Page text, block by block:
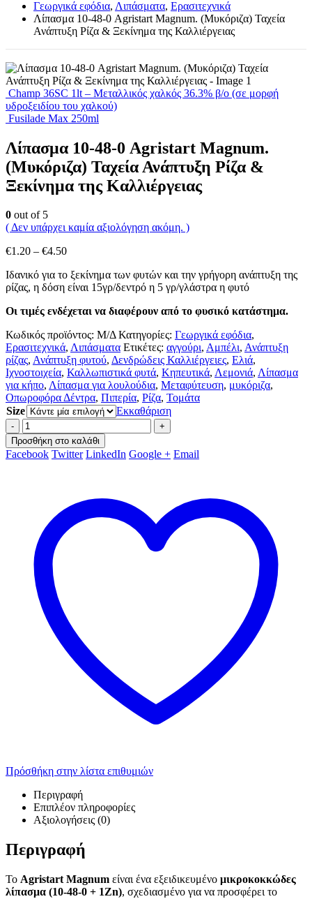
Γεωργικά εφόδια, Λιπάσματα, Ερασιτεχνικά
Λίπασμα 10-48-0 Agristart Magnum. (Μυκόριζα) Ταχεία
Ανάπτυξη Ρίζα & Ξεκίνημα της Καλλιέργειας
Champ 36SC 1lt – Μεταλλικός χαλκός 36.3% β/ο (σε μορφή
υδροξειδίου του χαλκού)
Fusilade Max 250ml
Λίπασμα 10-48-0 Agristart Magnum.
(Μυκόριζα) Ταχεία Ανάπτυξη Ρίζα &
Ξεκίνημα της Καλλιέργειας
0 out of 5
( Δεν υπάρχει καμία αξιολόγηση ακόμη. )
€1.20 – €4.50Price
€1.20
through
Ιδανικό για το ξεκίνημα των φυτών και την γρήγορη ανάπτυξη της
ρίζας, η δόση είναι 15γρ/δεντρό η 5 γρ/γλάστρα η φυτό
Οι τιμές ενδέχεται να διαφέρουν από το φυσικό κατάστημα.
Κωδικός προϊόντος: Μ/Δ Κατηγορίες: Γεωργικά εφόδια,
Ερασιτεχνικά, Λιπάσματα Ετικέτες: αγγούρι, Αμπέλι, Ανάπτυξη
ρίζας, Ανάπτυξη φυτού, Δενδρώδεις Καλλιέργειες, Ελιά,
Ιχνοστοιχεία, Καλλωπιστικά φυτά, Κηπευτικά, Λεμονιά, Λίπασμα
για κήπο, Λίπασμα για λουλούδια, Μεταφύτευση, μυκόριζα,
Οπωροφόρα Δέντρα, Πιπερία, Ρίζα, Τομάτα
Size
Εκκαθάριση
-
+
Προσθήκη στο καλάθι
Facebook Twitter LinkedIn Google + Email
Πρόσθήκη στην λίστα επιθυμιών
Περιγραφή
Επιπλέον πληροφορίες
Αξιολογήσεις (0)
Περιγραφή
Το Agristart Magnum είναι ένα εξειδικευμένο μικροκοκκώδες
λίπασμα (10-48-0 + 1Zn), σχεδιασμένο για να προσφέρει το